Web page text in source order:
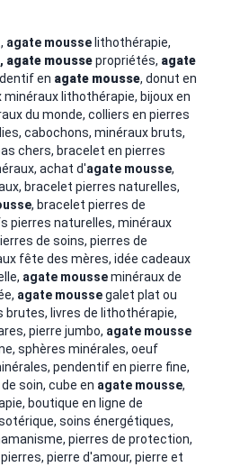
agate mousse lithothérapie,
, agate moussepropriétés, agate
en agate mousse, donut en
minéraux lithothérapie, bijoux en
du monde, colliers en pierres
cabochons, minéraux bruts,
chers, bracelet en pierres
achat d'agate mousse,
bracelet pierres naturelles,
, bracelet pierres de
pierres naturelles, minéraux
de soins, pierres de
fête des mères, idée cadeaux
agate mousseminéraux de
agate moussegalet plat ou
brutes, livres de lithothérapie,
pierre jumbo, agate mousse
sphères minérales, oeuf
pendentif en pierre fine,
soin, cube en agate mousse,
boutique en ligne de
soins énergétiques,
pierres de protection,
pierre d'amour, pierre et